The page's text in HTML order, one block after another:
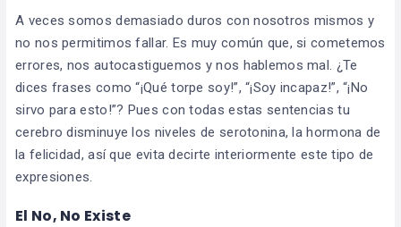
A veces somos demasiado duros con nosotros mismos y
no nos permitimos fallar. Es muy común que, si cometemos
errores, nos autocastiguemos y nos hablemos mal. ¿Te
dices frases como “¡Qué torpe soy!”, “¡Soy incapaz!”, “¡No
sirvo para esto!”? Pues con todas estas sentencias tu
cerebro disminuye los niveles de serotonina, la hormona de
la felicidad, así que evita decirte interiormente este tipo de
expresiones.
El No, No Existe